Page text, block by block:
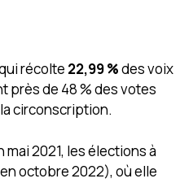
récolte 22,99 %des voix
près de 48 % des votes
circonscription.
2021, les élections à
octobre 2022), où elle